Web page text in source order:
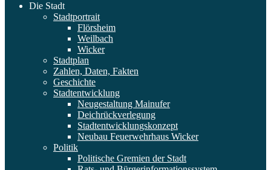
Die Stadt
Stadtportrait
Flörsheim
Weilbach
Wicker
Stadtplan
Zahlen, Daten, Fakten
Geschichte
Stadtentwicklung
Neugestaltung Mainufer
Deichrückverlegung
Stadtentwicklungskonzept
Neubau Feuerwehrhaus Wicker
Politik
Politische Gremien der Stadt